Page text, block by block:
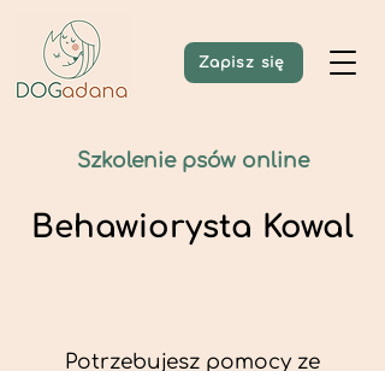
Zapisz się
Szkolenie psów online
Behawiorysta Kowal
Potrzebujesz pomocy ze